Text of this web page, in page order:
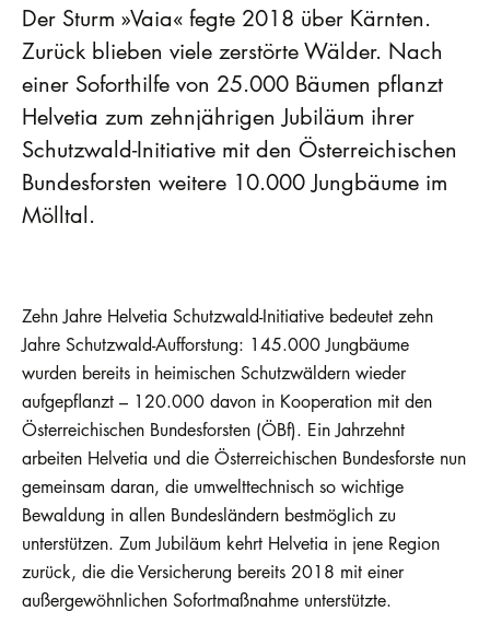
Der Sturm »Vaia« fegte 2018 über Kärnten.
Zurück blieben viele zerstörte Wälder. Nach
einer Soforthilfe von 25.000 Bäumen pflanzt
Helvetia zum zehnjährigen Jubiläum ihrer
Schutzwald-Initiative mit den Österreichischen
Bundesforsten weitere 10.000 Jungbäume im
Mölltal.
Zehn Jahre Helvetia Schutzwald-Initiative bedeutet zehn
Jahre Schutzwald-Aufforstung: 145.000 Jungbäume
wurden bereits in heimischen Schutzwäldern wieder
aufgepflanzt – 120.000 davon in Kooperation mit den
Österreichischen Bundesforsten (ÖBf). Ein Jahrzehnt
arbeiten Helvetia und die Österreichischen Bundesforste nun
gemeinsam daran, die umwelttechnisch so wichtige
Bewaldung in allen Bundesländern bestmöglich zu
unterstützen. Zum Jubiläum kehrt Helvetia in jene Region
zurück, die die Versicherung bereits 2018 mit einer
außergewöhnlichen Sofortmaßnahme unterstützte.